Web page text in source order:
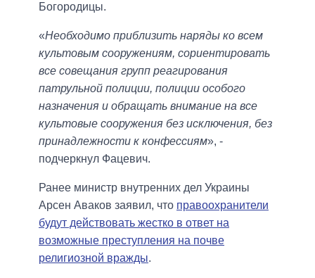
Богородицы.
«Необходимо приблизить наряды ко всем
культовым сооружениям, сориентировать
все совещания групп реагирования
патрульной полиции, полиции особого
назначения и обращать внимание на все
культовые сооружения без исключения, без
принадлежности к конфессиям», -
подчеркнул Фацевич.
Ранее министр внутренних дел Украины
Арсен Аваков заявил, что правоохранители
будут действовать жестко в ответ на
возможные преступления на почве
религиозной вражды.